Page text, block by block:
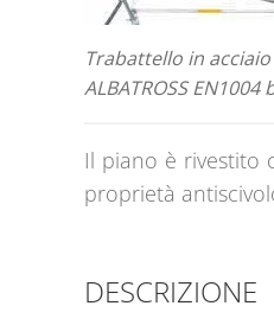
Trabattello in acciaio
ALBATROSS EN1004
Il piano è rivestito
proprietà
DESCRIZIONE